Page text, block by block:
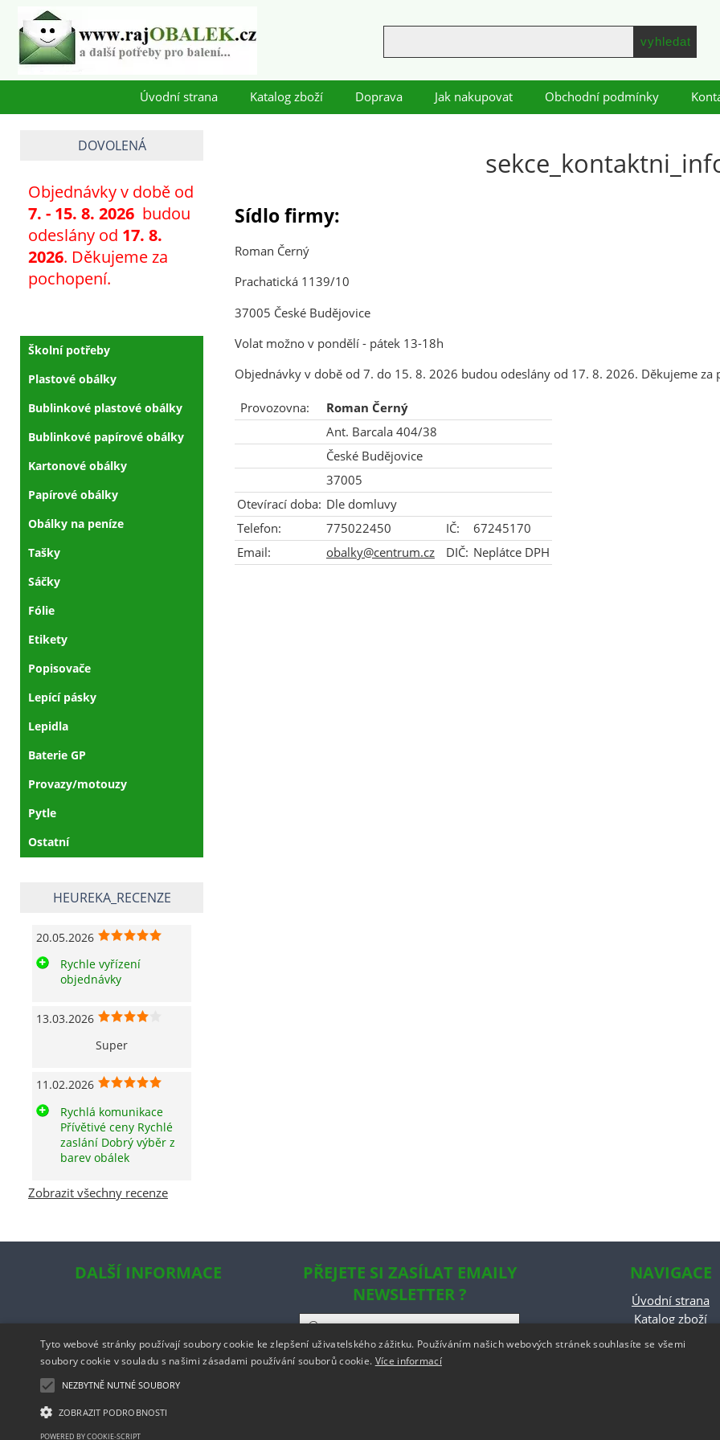
Úvodní strana Katalog zboží Doprava Jak nakupovat Obchodní podmínky
Sídlo firmy:
Roman Černý
Prachatická 1139/10
37005 České Budějovice
Volat možno v pondělí - pátek 13-18h
Objednávky v době od 7. do 15. 8. 2026 budou odeslány od 17. 8. 2026. Děkujeme za
Provozovna:
Roman Černý
Ant. Barcala 404/38
České Budějovice
37005
Otevírací doba: Dle domluvy
Telefon:
775022450 IČ:
67245170
Email:
obalky@centrum.cz DIČ: Neplátce DPH
DOVOLENÁ
Objednávky v době od
7. - 15. 8. 2026 budou
odeslány od 17. 8.
2026. Děkujeme za
pochopení.
Školní potřeby
Plastové obálky
Bublinkové plastové obálky
Bublinkové papírové obálky
Kartonové obálky
Papírové obálky
Obálky na peníze
Tašky
Sáčky
Fólie
Etikety
Popisovače
Lepící pásky
Lepidla
Baterie GP
Provazy/motouzy
Pytle
Ostatní
HEUREKA_RECENZE
20.05.2026
Rychle vyřízení
objednávky
13.03.2026
Super
11.02.2026
Rychlá komunikace
Přívětivé ceny Rychlé
zaslání Dobrý výběr z
barev obálek
Zobrazit všechny recenze
DALŠÍ INFORMACE
PŘEJETE SI ZASÍLAT EMAILY
NEWSLETTER ?
NAVIGACE
Úvodní strana
Katalog zboží
Nákupní košík
Tyto webové stránky používají soubory cookie ke zlepšení uživatelského zážitku. Používáním našich webových stránek souhlasíte se všemi
soubory cookie v souladu s našimi zásadami používání souborů cookie. Více informací
NEZBYTNĚ NUTNÉ SOUBORY
ZOBRAZIT PODROBNOSTI
POWERED BY COOKIE-SCRIPT